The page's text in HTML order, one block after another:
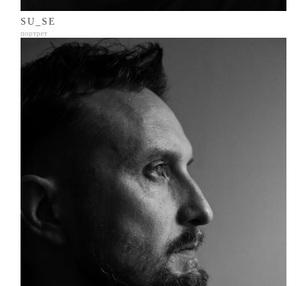
SU_SE
портрет